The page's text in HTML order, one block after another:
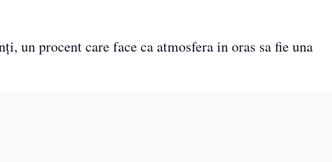
un procent care face ca atmosfera in oras sa fie una